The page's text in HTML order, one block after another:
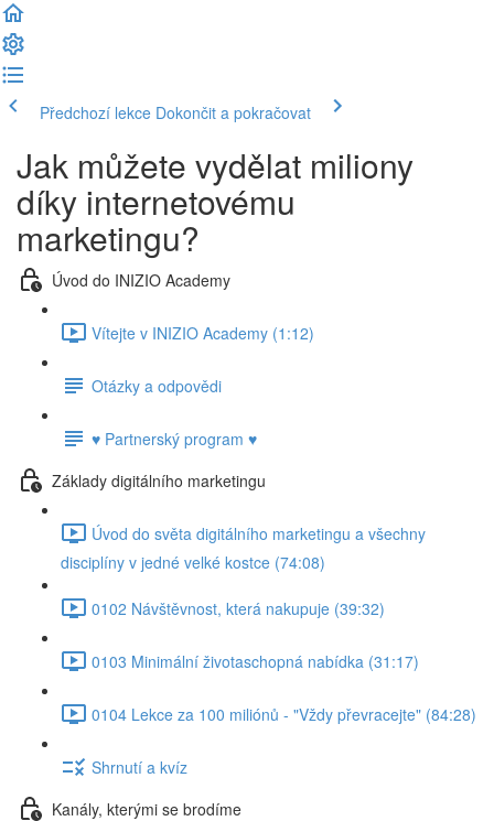
Předchozí lekce Dokončit a pokračovat
Jak můžete vydělat miliony
díky internetovému
marketingu?
Úvod do INIZIO Academy
Vítejte v INIZIO Academy (1:12)
Otázky a odpovědi
♥ Partnerský program ♥
Základy digitálního marketingu
Úvod do světa digitálního marketingu a všechny
disciplíny v jedné velké kostce (74:08)
0102 Návštěvnost, která nakupuje (39:32)
0103 Minimální životaschopná nabídka (31:17)
0104 Lekce za 100 miliónů - "Vždy převracejte" (84:28)
Shrnutí a kvíz
Kanály, kterými se brodíme